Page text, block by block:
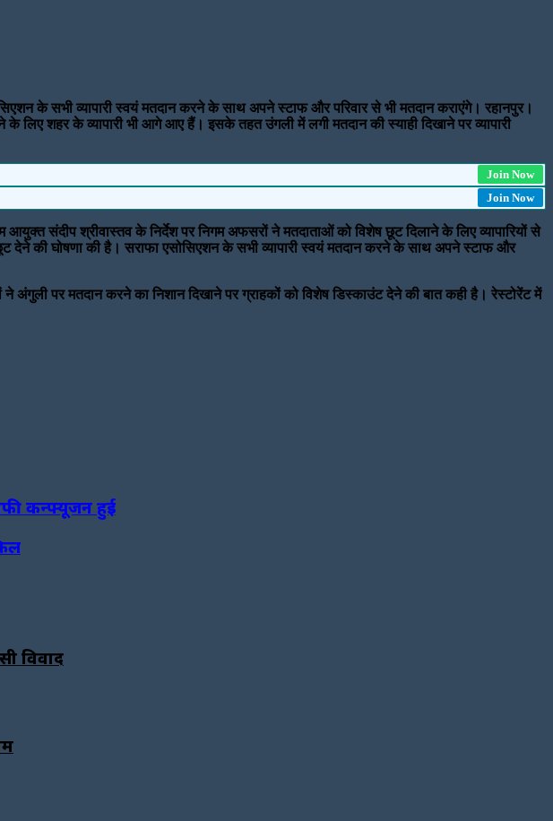
के सभी व्यापारी स्वयं मतदान करने के साथ अपने स्टाफ और परिवार से भी मतदान कराएंगे। रहानपुर।
शहर के व्यापारी भी आगे आए हैं। इसके तहत उंगली में लगी मतदान की स्याही दिखाने पर व्यापारी
Join Now
Join Now
संदीप श्रीवास्तव के निर्देश पर निगम अफसरों ने मतदाताओं को विशेष छूट दिलाने के लिए व्यापारियों से
देने की घोषणा की है। सराफा एसोसिएशन के सभी व्यापारी स्वयं मतदान करने के साथ अपने स्टाफ और
अंगुली पर मतदान करने का निशान दिखाने पर ग्राहकों को विशेष डिस्काउंट देने की बात कही है। रेस्टोरेंट में
कन्फ्यूजन हुई
विवाद